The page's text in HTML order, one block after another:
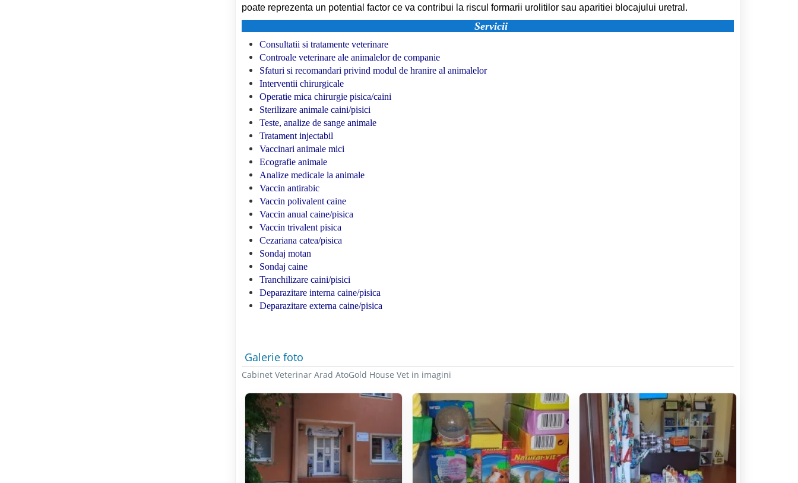
poate reprezenta un potential factor ce va contribui la riscul formarii urolitilor sau aparitiei blocajului uretral.
Servicii
Consultatii si tratamente veterinare
Controale veterinare ale animalelor de companie
Sfaturi si recomandari privind modul de hranire al animalelor
Interventii chirurgicale
Operatie mica chirurgie pisica/caini
Sterilizare animale caini/pisici
Teste, analize de sange animale
Tratament injectabil
Vaccinari animale mici
Ecografie animale
Analize medicale la animale
Vaccin antirabic
Vaccin polivalent caine
Vaccin anual caine/pisica
Vaccin trivalent pisica
Cezariana catea/pisica
Sondaj motan
Sondaj caine
Tranchilizare caini/pisici
Deparazitare interna caine/pisica
Deparazitare externa caine/pisica
Galerie foto
Cabinet Veterinar Arad AtoGold House Vet in imagini